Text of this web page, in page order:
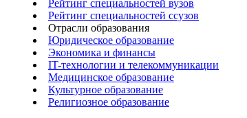
Рейтинг специальностей вузов
Рейтинг специальностей ссузов
Отрасли образования
Юридическое образование
Экономика и финансы
IT-технологии и телекоммуникации
Медицинское образование
Культурное образование
Религиозное образование